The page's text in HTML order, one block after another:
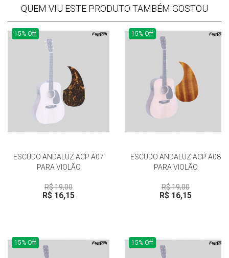
QUEM VIU ESTE PRODUTO TAMBÉM GOSTOU
15% Off
ESCUDO ANDALUZ ACP A07
PARA VIOLÃO
R$ 19,00
R$ 16,15
15% Off
ESCUDO ANDALUZ ACP A08
PARA VIOLÃO
R$ 19,00
R$ 16,15
15% Off 15% Off